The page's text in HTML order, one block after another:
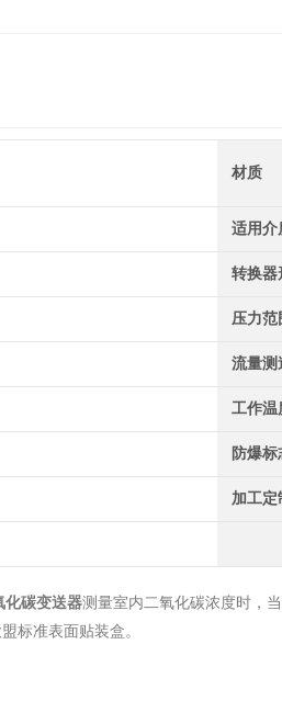
材质
适用介
转换器
压力范
流量测
工作温
防爆标
加工定
化碳变送器测量室内二氧化碳浓度时，
标准表面贴装盒。